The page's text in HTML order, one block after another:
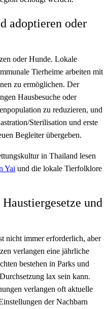
adoptieren oder
oder Hunde. Lokale
Tierheime arbeiten mit
zu ermöglichen. Der
Hausbesuche oder
zu reduzieren, und
Sterilisation und erste
Begleiter übergeben.
in Thailand lesen
Yai und die lokale Tierfolklore
und
nicht immer erforderlich, aber
verlangen eine jährliche
bestehen in Parks und
lax sein kann.
verlangen oft aktuelle
der Nachbarn